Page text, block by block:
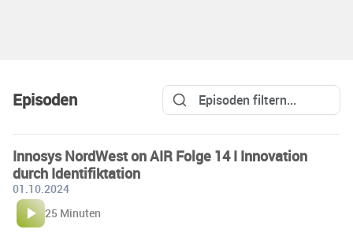
Episoden
Innosys NordWest on AIR Folge 14 I Innovation
durch Identifiktation
01.10.2024
25 Minuten